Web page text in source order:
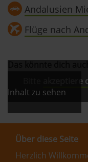
Andalusien
Flüge nach
Inhalt zu sehen
Über diese Seite
Herzlich